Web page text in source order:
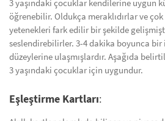
3 yaşındaki çocuklar kendilerine uygun
öğrenebilir. Oldukça meraklıdırlar ve
yetenekleri fark edilir bir şekilde
seslendirebilirler. 3-4 dakika boyunca
düzeylerine ulaşmışlardır. Aşağıda
3 yaşındaki çocuklar için uygundur.
Eşleştirme Kartları: